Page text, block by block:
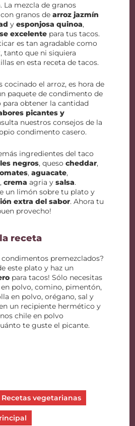
La mezcla de granos
granos dearroz jazmín
yesponjosa quinoa,
excelente para tus tacos.
es tan agradable como
tanto que ni siquiera
en esta receta de tacos.
cocinado el arroz, es hora de
paquete de condimento de
obtener la cantidad
picantes y
nuestros consejos de la
condimento casero.
ingredientes del taco
negros, quesocheddar,
,aguacate,
crema agria y salsa.
un limón sobre tu plato y
extra del sabor. Ahora tu
provecho!
receta
premezclados?
este plato y haz un
para tacos! Sólo necesitas
polvo, comino, pimentón,
en polvo, orégano, sal y
un recipiente hermético y
chile en polvo
te guste el picante.
Recetas vegetarianas